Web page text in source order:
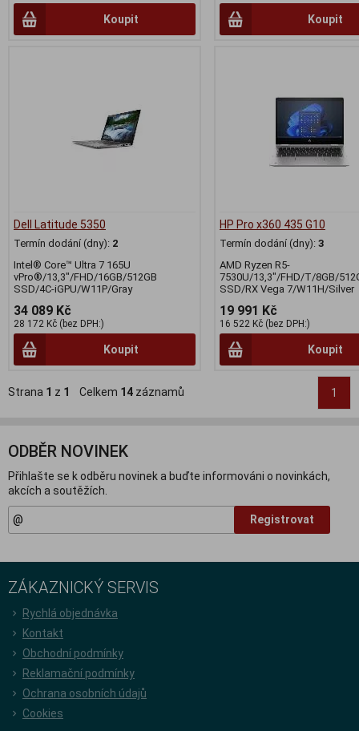
Koupit Koupit
Dell Latitude 5350
Termín dodání (dny): 2
Intel® Core™ Ultra 7 165U
vPro®/13,3"/FHD/16GB/512GB
SSD/4C-iGPU/W11P/Gray
34 089 Kč
28 172 Kč (bez DPH:)
Koupit
HP Pro x360 435 G10
Termín dodání (dny): 3
AMD Ryzen R5-
7530U/13,3"/FHD/T/8GB/
SSD/RX Vega 7/W11H/Silver
19 991 Kč
16 522 Kč (bez DPH:)
Koupit
Strana 1 z 1 Celkem 14 záznamů 1
ODBĚR NOVINEK
Přihlašte se k odběru novinek a buďte informováni o novinkách,
akcích a soutěžích.
Registrovat
ZÁKAZNICKÝ SERVIS
Rychlá objednávka
Kontakt
Obchodní podmínky
Reklamační podmínky
Ochrana osobních údajů
Cookies